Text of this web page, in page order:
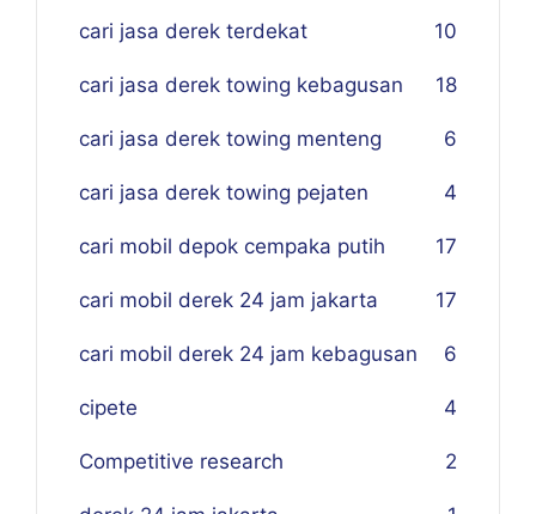
cari jasa derek terdekat 10
cari jasa derek towing kebagusan 18
cari jasa derek towing menteng 6
cari jasa derek towing pejaten 4
cari mobil depok cempaka putih 17
cari mobil derek 24 jam jakarta 17
cari mobil derek 24 jam kebagusan 6
cipete 4
Competitive research 2